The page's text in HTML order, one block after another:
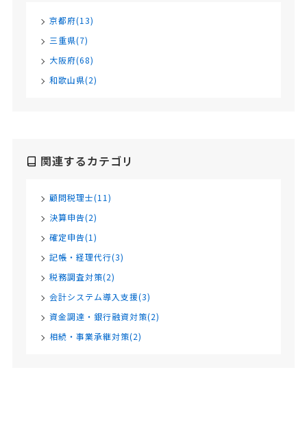
京都府(13)
三重県(7)
大阪府(68)
和歌山県(2)
関連するカテゴリ
顧問税理士(11)
決算申告(2)
確定申告(1)
記帳・経理代行(3)
税務調査対策(2)
会計システム導入支援(3)
資金調達・銀行融資対策(2)
相続・事業承継対策(2)